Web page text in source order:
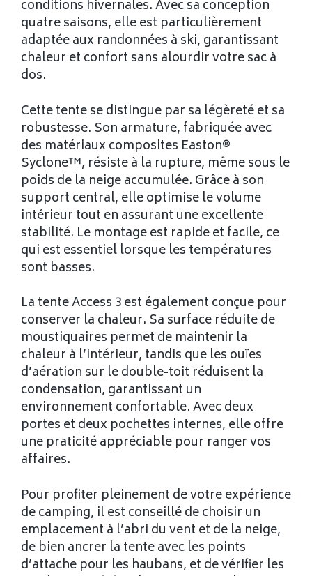
conditions hivernales. Avec sa conception
quatre saisons, elle est particulièrement
adaptée aux randonnées à ski, garantissant
chaleur et confort sans alourdir votre sac à
dos.
Cette tente se distingue par sa légèreté et sa
robustesse. Son armature, fabriquée avec
des matériaux composites Easton®
Syclone™, résiste à la rupture, même sous le
poids de la neige accumulée. Grâce à son
support central, elle optimise le volume
intérieur tout en assurant une excellente
stabilité. Le montage est rapide et facile, ce
qui est essentiel lorsque les températures
sont basses.
La tente Access 3 est également conçue pour
conserver la chaleur. Sa surface réduite de
moustiquaires permet de maintenir la
chaleur à l’intérieur, tandis que les ouïes
d’aération sur le double-toit réduisent la
condensation, garantissant un
environnement confortable. Avec deux
portes et deux pochettes internes, elle offre
une praticité appréciable pour ranger vos
affaires.
Pour profiter pleinement de votre expérience
de camping, il est conseillé de choisir un
emplacement à l’abri du vent et de la neige,
de bien ancrer la tente avec les points
d’attache pour les haubans, et de vérifier les